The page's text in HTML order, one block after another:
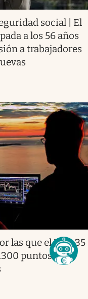
social | El
a los 56 años
a trabajadores
las que el Ibex 35
puntos: qué